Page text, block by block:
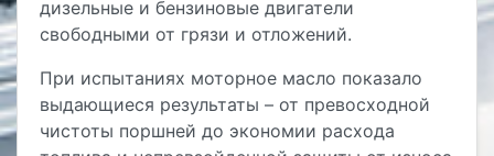
дизельные и бензиновые двигатели
свободными от грязи и отложений.
При испытаниях моторное масло показало
выдающиеся результаты – от превосходной
чистоты поршней до экономии расхода